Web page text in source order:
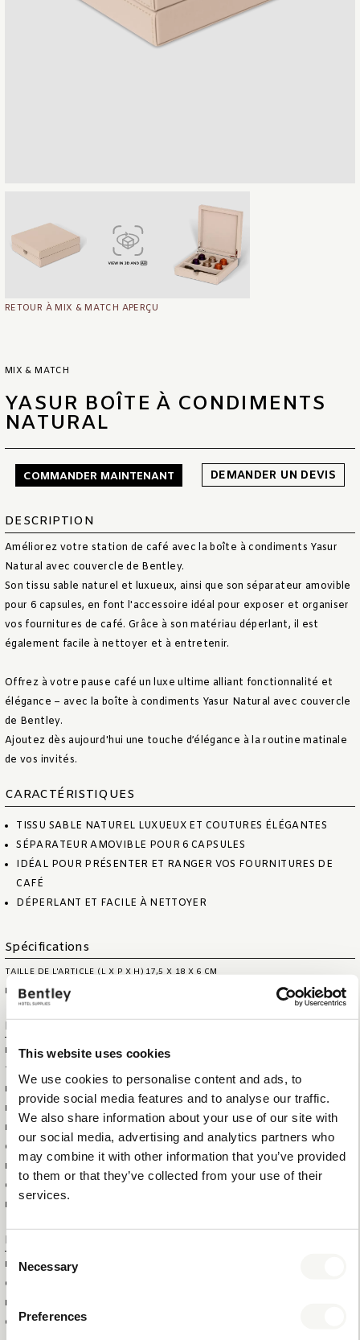
This website uses cookies
We use cookies to personalise content and ads, to
provide social media features and to analyse our traffic.
We also share information about your use of our site with
our social media, advertising and analytics partners who
may combine it with other information that you’ve provided
to them or that they’ve collected from your use of their
services.
Consent
Selection
Necessary
Preferences
RETOUR À MIX & MATCH APERÇU
MIX & MATCH
YASUR BOÎTE À CONDIMENTS
NATURAL
COMMANDER MAINTENANT DEMANDER UN DEVIS
DESCRIPTION
Améliorez votre station de café avec la boîte à condiments Yasur
Natural avec couvercle de Bentley.
Son tissu sable naturel et luxueux, ainsi que son séparateur amovible
pour 6 capsules, en font l'accessoire idéal pour exposer et organiser
vos fournitures de café. Grâce à son matériau déperlant, il est
également facile à nettoyer et à entretenir.
Offrez à votre pause café un luxe ultime alliant fonctionnalité et
élégance – avec la boîte à condiments Yasur Natural avec couvercle
de Bentley.
Ajoutez dès aujourd'hui une touche d’élégance à la routine matinale
de vos invités.
CARACTÉRISTIQUES
TISSU SABLE NATUREL LUXUEUX ET COUTURES ÉLÉGANTES
SÉPARATEUR AMOVIBLE POUR 6 CAPSULES
IDÉAL POUR PRÉSENTER ET RANGER VOS FOURNITURES DE
CAFÉ
DÉPERLANT ET FACILE À NETTOYER
Spécifications
TAILLE DE L'ARTICLE (L X P X H) 17,5 X 18 X 6 CM
POIDS NET DE L’ARTICLE
Information logistique
HS CODE
44209099
TAILLE DE LA BOÎTE
EXTÉRIEURE (LXLXH)
POIDS DE LA BOÎTE EXTÉRIEURE
POIDS BRUT DE L'ARTICLE
QUANTITÉ TOTALE DANS LA
BOÎTE EXTÉRIEURE
QUANTITÉ TOTALE PAR
PALETTE
Informations supplémentaires
MARQUE
COULEUR
MATÉRIAU
CERTIFICATIONS